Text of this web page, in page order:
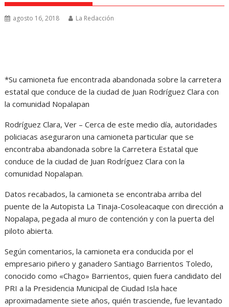
agosto 16, 2018 La Redacción
*Su camioneta fue encontrada abandonada sobre la carretera
estatal que conduce de la ciudad de Juan Rodríguez Clara con
la comunidad Nopalapan
Rodríguez Clara, Ver – Cerca de este medio día, autoridades
policiacas aseguraron una camioneta particular que se
encontraba abandonada sobre la Carretera Estatal que
conduce de la ciudad de Juan Rodríguez Clara con la
comunidad Nopalapan.
Datos recabados, la camioneta se encontraba arriba del
puente de la Autopista La Tinaja-Cosoleacaque con dirección a
Nopalapa, pegada al muro de contención y con la puerta del
piloto abierta.
Según comentarios, la camioneta era conducida por el
empresario piñero y ganadero Santiago Barrientos Toledo,
conocido como «Chago» Barrientos, quien fuera candidato del
PRI a la Presidencia Municipal de Ciudad Isla hace
aproximadamente siete años, quién trasciende, fue levantado